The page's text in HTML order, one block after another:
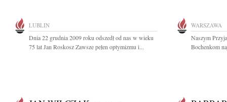
LUBLIN
Dnia 22 grudnia 2009 roku odszedł od nas w wieku
75 lat Jan Roskosz Zawsze pełen optymizmu i...
WARSZAWA
Naszym
Bochenkom